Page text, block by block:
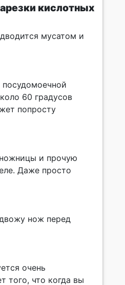
кислотных
мусатом и
60 градусов
попросту
и прочую
Даже просто
нож перед
очень
того, что когда вы